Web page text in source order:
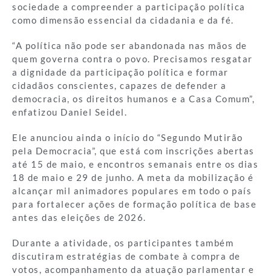
sociedade a compreender a participação política
como dimensão essencial da cidadania e da fé.
“A política não pode ser abandonada nas mãos de
quem governa contra o povo. Precisamos resgatar
a dignidade da participação política e formar
cidadãos conscientes, capazes de defender a
democracia, os direitos humanos e a Casa Comum”,
enfatizou Daniel Seidel.
Ele anunciou ainda o início do “Segundo Mutirão
pela Democracia”, que está com inscrições abertas
até 15 de maio, e encontros semanais entre os dias
18 de maio e 29 de junho. A meta da mobilização é
alcançar mil animadores populares em todo o país
para fortalecer ações de formação política de base
antes das eleições de 2026.
Durante a atividade, os participantes também
discutiram estratégias de combate à compra de
votos, acompanhamento da atuação parlamentar e